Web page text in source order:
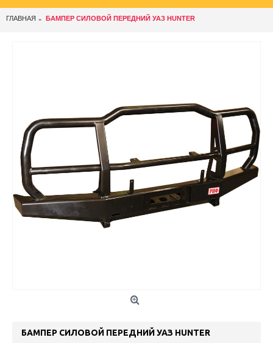
ГЛАВНАЯ БАМПЕР СИЛОВОЙ ПЕРЕДНИЙ УАЗ HUNTER
БАМПЕР СИЛОВОЙ ПЕРЕДНИЙ УАЗ HUNTER